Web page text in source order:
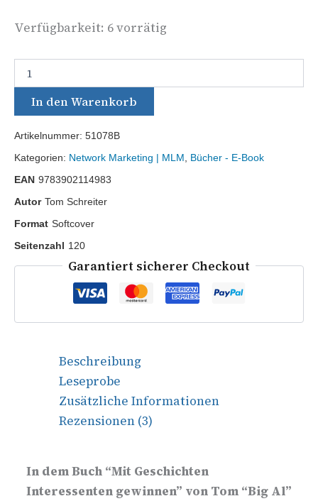
Verfügbarkeit: 6 vorrätig
In den Warenkorb
Artikelnummer: 51078B
Kategorien: Network Marketing | MLM
Bücher - E-Book
EAN 9783902114983
Autor Tom Schreiter
Format Softcover
Seitenzahl 120
Garantiert sicherer Checkout
Beschreibung
Leseprobe
Zusätzliche Informationen
Rezensionen (3)
In dem Buch “Mit Geschichten
Interessenten gewinnen” von Tom “Big Al”